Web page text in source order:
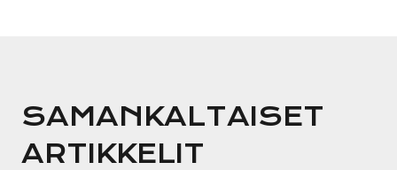
SAMANKALTAISET
ARTIKKELIT